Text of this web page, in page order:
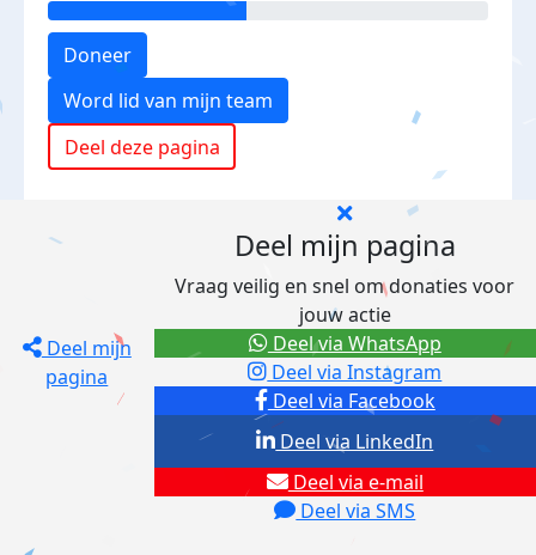
Doneer
Word lid van mijn team
Deel deze pagina
Deel mijn
pagina
Deel mijn pagina
Vraag veilig en snel om donaties voor
jouw actie
Deel via Facebook
Deel via Instagram
Deel via e-mail
Deel via SMS
Deel via LinkedIn
Deel via WhatsApp